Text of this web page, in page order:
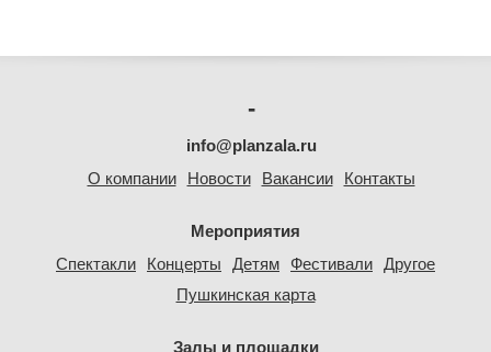
Мероприятия
Спектакли
Концерты Детям Фестивали Другое
Пушкинская карта
Залы и площадки
-
info@planzala.ru
О компании
Новости Вакансии Контакты